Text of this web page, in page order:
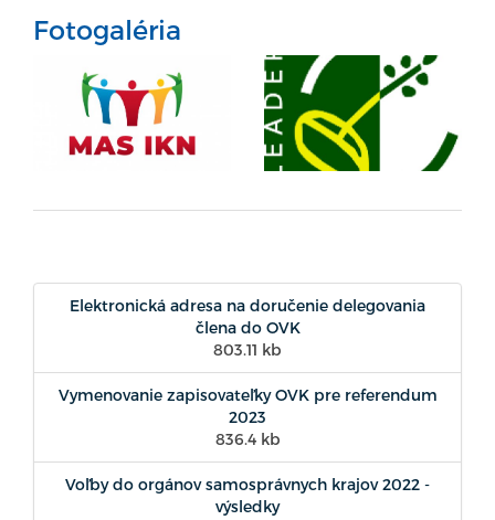
Fotogaléria
Elektronická adresa na doručenie delegovania
člena do OVK
803.11 kb
Vymenovanie zapisovateľky OVK pre referendum
2023
836.4 kb
Voľby do orgánov samosprávnych krajov 2022 -
výsledky